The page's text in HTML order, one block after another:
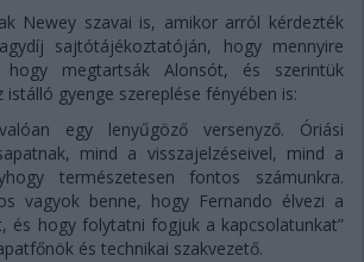
Newey szavai is, amikor arról kérdezték
sajtótájékoztatóján, hogy mennyire
hogy megtartsák Alonsót, és szerintük
istálló gyenge szereplése fényében is:
egy lenyűgöző versenyző. Óriási
mind a visszajelzéseivel, mind a
természetesen fontos számunkra.
vagyok benne, hogy Fernando élvezi a
és hogy folytatni fogjuk a kapcsolatunkat”
és technikai szakvezető.